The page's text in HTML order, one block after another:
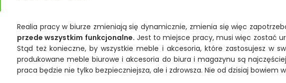
Realia pracy w biurze zmieniają się dynamicznie, zmienia się więc
przede wszystkim funkcjonalne. Jest to miejsce pracy, musi więc zostać
Stąd też konieczne, by wszystkie meble i akcesoria, które zastosujesz w
produkowane meble biurowe i akcesoria do biura i magazynu są
praca będzie nie tylko bezpieczniejsza, ale i zdrowsza. Nie od dzisiaj bowiem